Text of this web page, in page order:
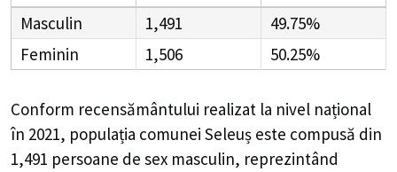
Masculin
1,491
49.75%
Feminin
1,506 50.25%
Conform recensământului realizat la nivel național
în 2021, populația comunei Seleuș este compusă din
1,491 persoane de sex masculin, reprezintând